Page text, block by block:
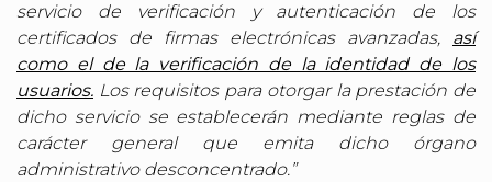
servicio de verificación y autenticación de los
certificados de firmas electrónicas avanzadas, así
como el de la verificación de la identidad de los
usuarios. Los requisitos para otorgar la prestación de
dicho servicio se establecerán mediante reglas de
carácter general que emita dicho órgano
administrativo desconcentrado.”